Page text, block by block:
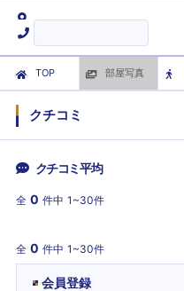
TOP 部屋写真
クチコミ
クチコミ平均
全 0 件中 1~30件
全 0 件中 1~30件
会員登録